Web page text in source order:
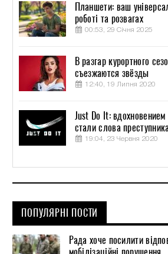
Планшети: ваш
роботі та розвагах
00:53, 29 Січня 2025
В разгар курортного
съезжаются звёзды
12:40, 19 Липня 2020
Just Do It: вдохновением
стали слова
19:04, 23 Червня 2020
ПОПУЛЯРНІ ПОСТИ
Рада хоче посилити